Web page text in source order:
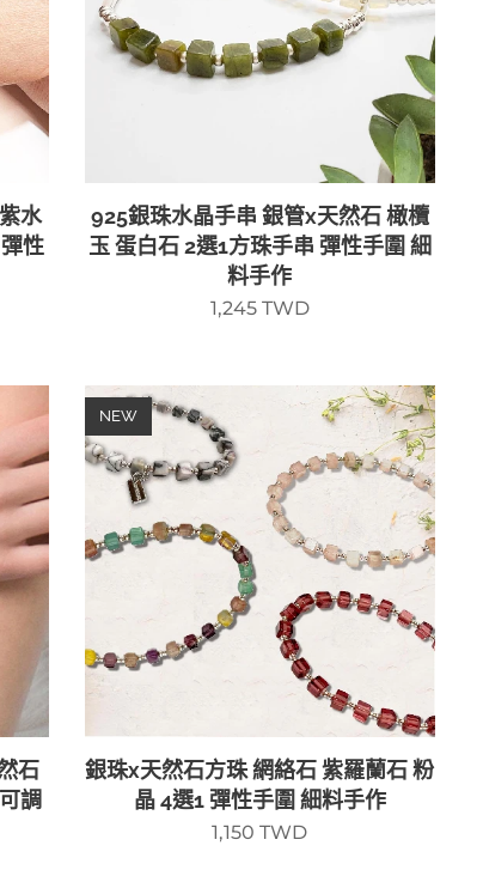
水
性
925銀珠水晶手串 銀管x天然石 橄欖
玉 蛋白石 2選1方珠手串 彈性手圍 細
料手作
1,245TWD
石
調
銀珠x天然石方珠 網絡石 紫羅蘭石 粉
晶 4選1 彈性手圍 細料手作
NEW
1,150 TWD